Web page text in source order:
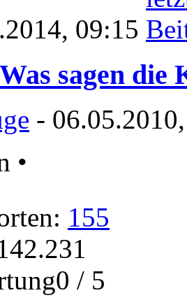
09:15
sagen
-
•
155
/ 5